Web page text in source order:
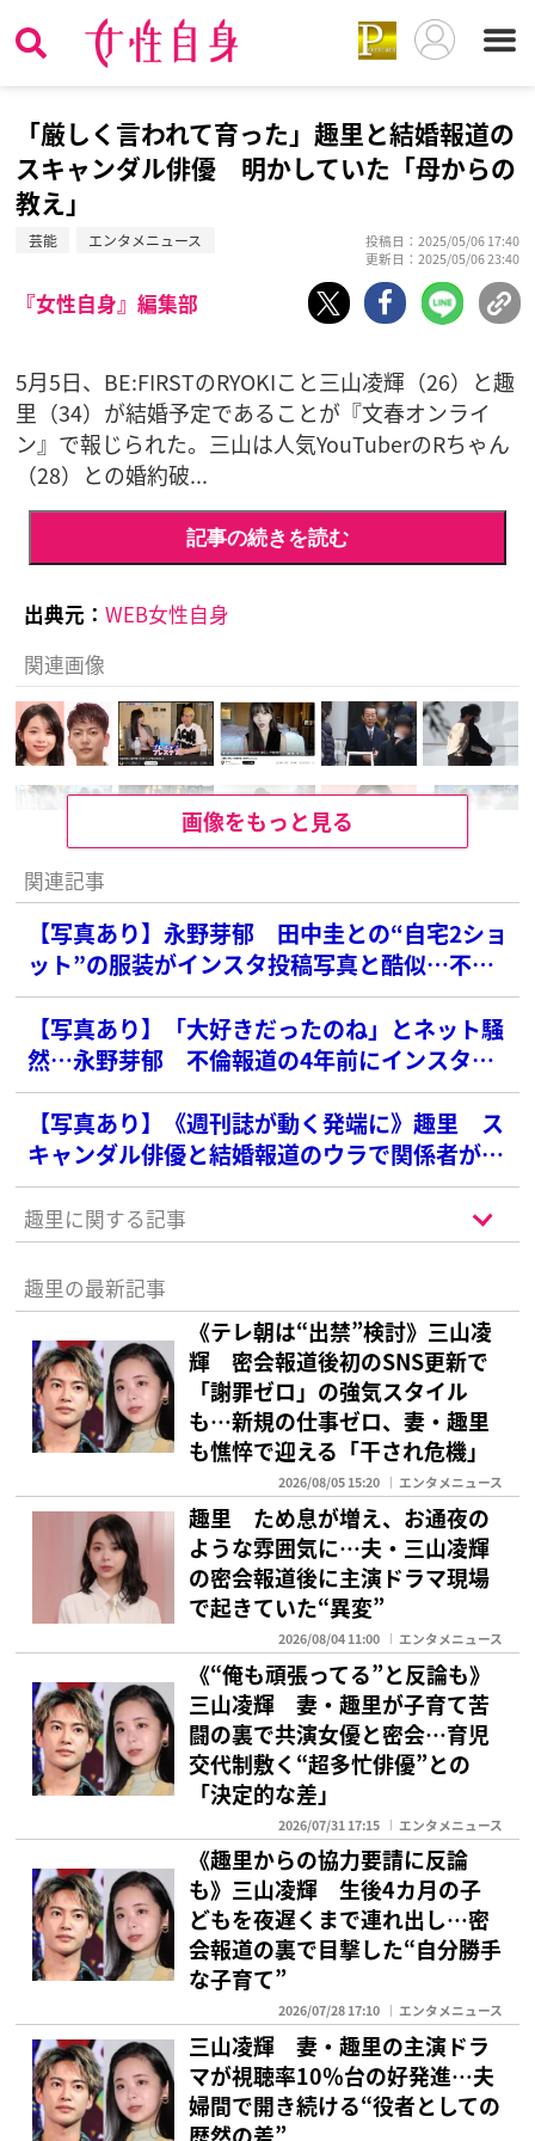
「厳しく言われて育った」趣里と結婚報道の
スキャンダル俳優 明かしていた「母からの
教え」
芸能 エンタメニュース
投稿日：2025/05/06 17:40
更新日：2025/05/06 23:40
『女性自身』編集部
5月5日、BE:FIRSTのRYOKIこと三山凌輝（26）と趣
里（34）が結婚予定であることが『文春オンライ
ン』で報じられた。三山は人気YouTuberのRちゃん
（28）との婚約破...
記事の続きを読む
出典元： WEB女性自身
関連画像
画像をもっと見る
関連記事
【写真あり】永野芽郁 田中圭との“自宅2ショ
ット”の服装がインスタ投稿写真と酷似…不倫
否定も募るファンの疑念
【写真あり】「大好きだったのね」とネット騒
然…永野芽郁 不倫報道の4年前にインスタに
アップしていた「田中圭からの贈り物」
【写真あり】《週刊誌が動く発端に》趣里 ス
キャンダル俳優と結婚報道のウラで関係者が注
目する“予言”投稿
趣里に関する記事
趣里の最新記事
《テレ朝は“出禁”検討》三山凌
輝 密会報道後初のSNS更新で
「謝罪ゼロ」の強気スタイル
も…新規の仕事ゼロ、妻・趣里
も憔悴で迎える「干され危機」
2026/08/05 15:20 エンタメニュース
趣里 ため息が増え、お通夜の
ような雰囲気に…夫・三山凌輝
の密会報道後に主演ドラマ現場
で起きていた“異変”
2026/08/04 11:00 エンタメニュース
《“俺も頑張ってる”と反論も》
三山凌輝 妻・趣里が子育て苦
闘の裏で共演女優と密会…育児
交代制敷く“超多忙俳優”との
「決定的な差」
2026/07/31 17:15 エンタメニュース
《趣里からの協力要請に反論
も》三山凌輝 生後4カ月の子
どもを夜遅くまで連れ出し…密
会報道の裏で目撃した“自分勝手
な子育て”
2026/07/28 17:10 エンタメニュース
三山凌輝 妻・趣里の主演ドラ
マが視聴率10％台の好発進…夫
婦間で開き続ける“役者としての